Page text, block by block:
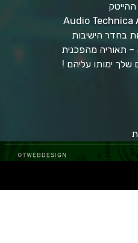
בחדר הישיבות
תאוריה מהפכנית